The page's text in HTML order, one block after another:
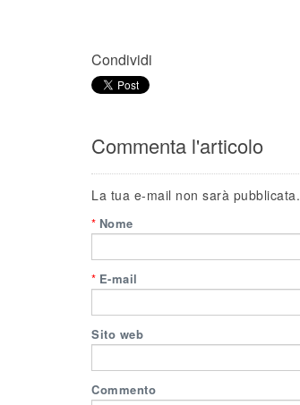
Condividi
Commenta l'articolo
La tua e-mail non sarà pubblicata.
* Nome
* E-mail
Sito web
Commento